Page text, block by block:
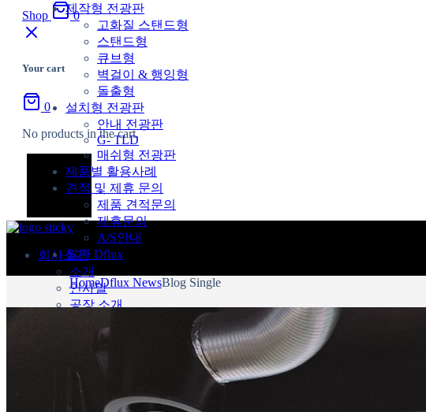
Shop 0
Your cart
0
No products in the cart.
회사소개
소개
인사말
공장 소개
회사연혁
ESG 경영
인증 및 특허
제작형 전광판
제작형 전광판
고화질 스탠드형
스탠드형
큐브형
벽걸이 & 행잉형
돌출형
설치형 전광판
안내 전광판
G- TLD
매쉬형 전광판
제품별 활용사례
견적 및 제휴 문의
제품 견적문의
제휴문의
A/S안내
월간 Dflux
HomeDflux NewsBlog Single